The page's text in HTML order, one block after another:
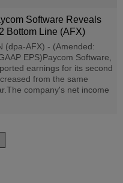
Software Reveals
Bottom Line (AFX)
(dpa-AFX) - (Amended:
EPS)Paycom Software,
earnings for its second
from the same
company's net income